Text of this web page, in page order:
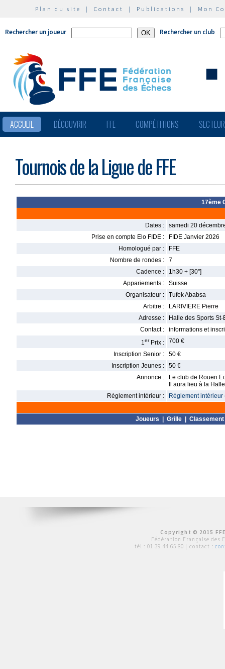
Plan du site | Contact | Publications | Mon
Rechercher un joueur Rechercher un club
ACCUEIL DÉCOUVRIR FFE COMPÉTITIONS
Tournois de la Ligue de FFE
17ème
Dates :
samedi 20
Prise en compte Elo FIDE :
FIDE Janvier 2026
Homologué par :
FFE
Nombre de rondes :
7
Cadence :
1h30 + [30'']
Appariements :
Suisse
Organisateur :
Tufek Ababsa
Arbitre :
LARIVIERE Pierre
Adresse :
Halle des Sports
Contact :
informations et
1er Prix :
700 €
Inscription Senior :
50 €
Inscription Jeunes :
50 €
Annonce :
Le club de Rouen
Il aura lieu à la
Règlement intérieur :
Règlement intérieur
Joueurs Grille Classement
Copyright © 2015
Fédération Française des
tél : 01 39 44 65 80 | contact :